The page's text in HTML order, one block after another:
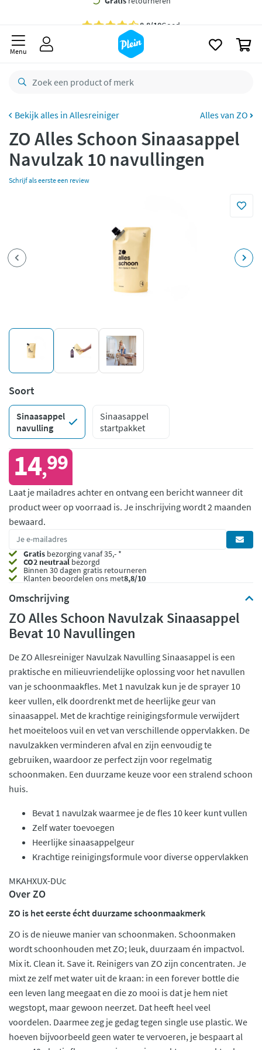
Bestelling uiterlijkdinsdag
retourneren
CO2 neutraal
Betaal met Klarna
Menu
Allesreiniger Alles van ZO
ZO Alles Schoon Sinaasappel
Navulzak 10 navullingen
Schrijf als eerste een review
Soort
Sinaasappel
navulling
Sinaasappel
startpakket
14,99
Laat je mailadres achter en ontvang een bericht wanneer dit
product weer op voorraad is. Je inschrijving wordt 2 maanden
bewaard.
Gratis bezorging vanaf 35,- *
CO2 neutraalbezorgd
Binnen 30 dagen gratis retourneren
Klanten beoordelen ons met8,8/10
Omschrijving
ZO Alles Schoon Navulzak Sinaasappel
Bevat 10 Navullingen
De ZO Allesreiniger Navulzak Navulling Sinaasappel is een
praktische en milieuvriendelijke oplossing voor het navullen
van je schoonmaakfles. Met 1 navulzak kun je de sprayer 10
keer vullen, elk doordrenkt met de heerlijke geur van
sinaasappel. Met de krachtige reinigingsformule verwijdert
het moeiteloos vuil en vet van verschillende oppervlakken. De
navulzakken verminderen afval en zijn eenvoudig te
gebruiken, waardoor ze perfect zijn voor regelmatig
schoonmaken. Een duurzame keuze voor een stralend schoon
huis.
Bevat 1 navulzak waarmee je de fles 10 keer kunt vullen
Zelf water toevoegen
Heerlijke sinaasappelgeur
Krachtige reinigingsformule voor diverse oppervlakken
MKAHXUX-DUc
Over ZO
ZO is het eerste écht duurzame schoonmaakmerk
ZO is de nieuwe manier van schoonmaken. Schoonmaken
wordt schoonhouden met ZO; leuk, duurzaam én impactvol.
Mix it. Clean it. Save it. Reinigers van ZO zijn concentraten. Je
mixt ze zelf met water uit de kraan: in een forever bottle die
een leven lang meegaat en die zo mooi is dat je hem niet
wegstopt, maar gewoon neerzet. Dat heeft heel veel
voordelen. Daarmee zeg je gedag tegen single use plastic. We
hoeven bijvoorbeeld geen water te vervoeren, je bespaart al